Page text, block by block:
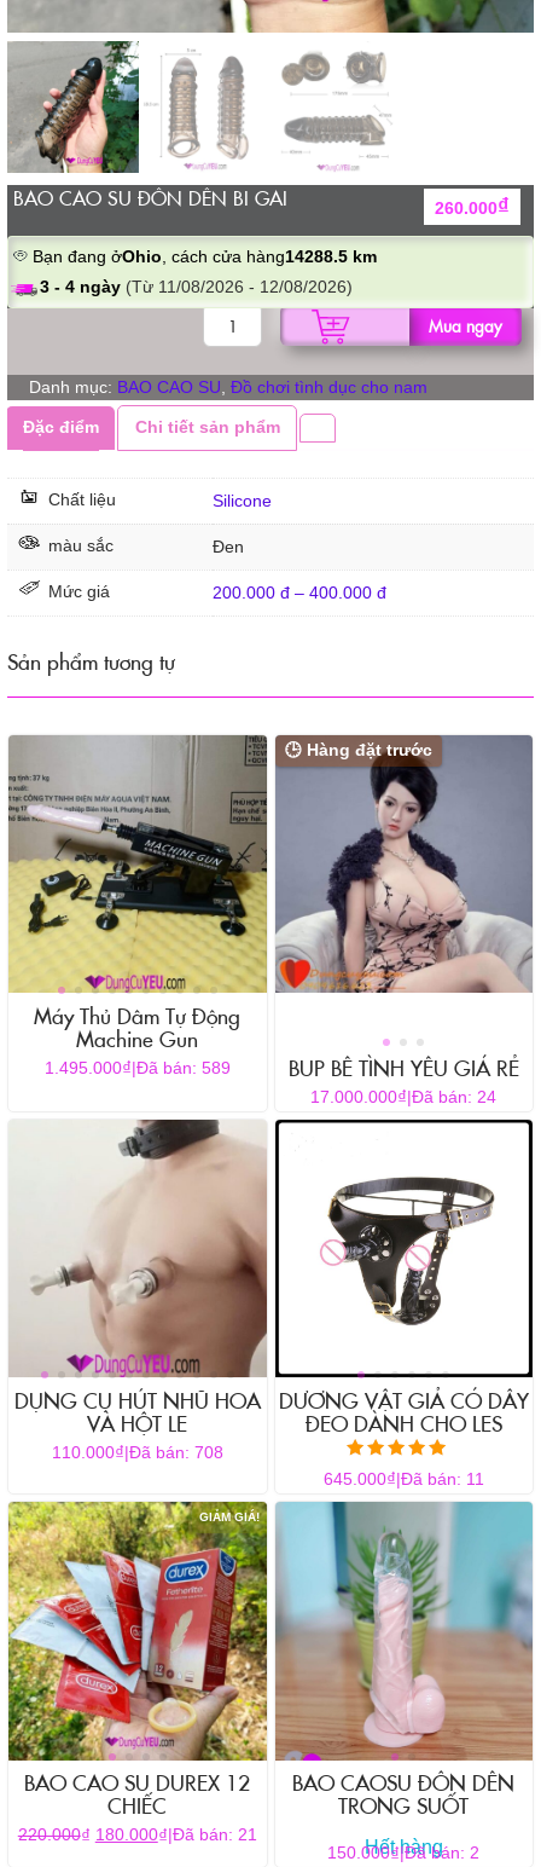
260.000₫
BAO CAO SU ĐÔN DÊN BI GAI
Bạn đang ởOhio, cách cửa hàng14288.5 km
3 - 4 ngày (Từ 11/08/2026 - 12/08/2026)
BAO
CAO
ĐÔN
DÊN
số
lượng
Mua ngay
Danh mục: BAO CAO SU Đồ chơi tình dục cho nam
Đặc điểm Chi tiết sản phẩm
Chất liệu Silicone
màu sắc Đen
Mức giá 200.000 đ – 400.000 đ
Sản phẩm tương tự
Máy Thủ Dâm Tự Động
Machine Gun
1.495.000₫ Đã bán: 589
phẩm
này
có
thể.
Các
tùy
có
thể
được
chọn
sản
phẩm
🕒 Hàng đặt trước
BUP BÊ TÌNH YÊU GIÁ RẺ
17.000.000₫ |Đã bán: 24
DỤNG CỤ HÚT NHŨ HOA
VÀ HỘT LE
110.000₫ Đã bán: 708
DƯƠNG VẬT GIẢ CÓ DÂY
ĐEO DÀNH CHO LES
Được xếp hạng
5.00
5 sao
645.000₫ Đã bán: 11
GIẢM GIÁ!
BAO CAO SU DUREX 12
CHIẾC
220.000₫ Giá
180.000₫Giá
Đã bán: 21
BAO CAOSU ĐÔN DÊN
TRONG SUỐT
Hết hàng
150.000₫|Đã bán: 2